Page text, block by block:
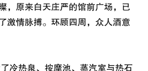
，原来白天庄严的馆前广场，已
激情脉搏。环顾四周，众人酒意
冷热泉、按摩池、蒸汽室与热石